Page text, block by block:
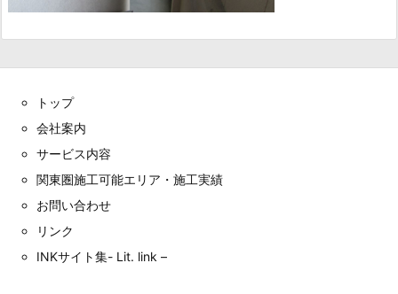
トップ
会社案内
サービス内容
関東圏施工可能エリア・施工実績
お問い合わせ
リンク
INKサイト集- Lit. link –